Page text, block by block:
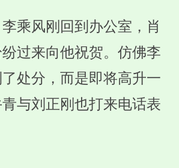
乘风刚回到办公室，肖
过来向他祝贺。仿佛李
处分，而是即将高升一
与刘正刚也打来电话表